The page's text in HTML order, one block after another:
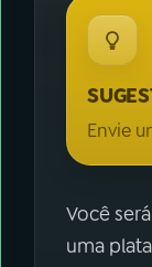
Envie
Você
uma